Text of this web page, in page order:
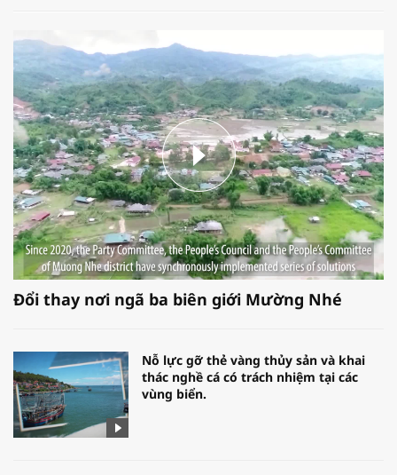
Đổi thay nơi ngã ba biên giới Mường Nhé
Nỗ lực gỡ thẻ vàng thủy sản và khai
thác nghề cá có trách nhiệm tại các
vùng biển.